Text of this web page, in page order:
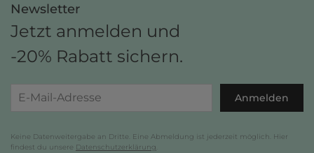
Newsletter
Jetzt anmelden und
-20% Rabatt sichern.
Anmelden
Keine Datenweitergabe an Dritte. Eine Abmeldung ist jederzeit möglich. Hier
findest du unsere Datenschutzerklärung